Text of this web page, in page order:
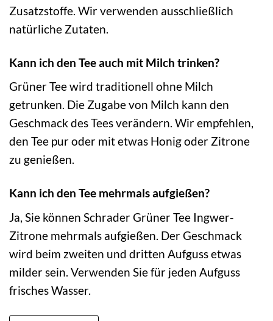
Zusatzstoffe. Wir verwenden ausschließlich
natürliche Zutaten.
Kann ich den Tee auch mit Milch trinken?
Grüner Tee wird traditionell ohne Milch
getrunken. Die Zugabe von Milch kann den
Geschmack des Tees verändern. Wir empfehlen,
den Tee pur oder mit etwas Honig oder Zitrone
zu genießen.
Kann ich den Tee mehrmals aufgießen?
Ja, Sie können Schrader Grüner Tee Ingwer-
Zitrone mehrmals aufgießen. Der Geschmack
wird beim zweiten und dritten Aufguss etwas
milder sein. Verwenden Sie für jeden Aufguss
frisches Wasser.